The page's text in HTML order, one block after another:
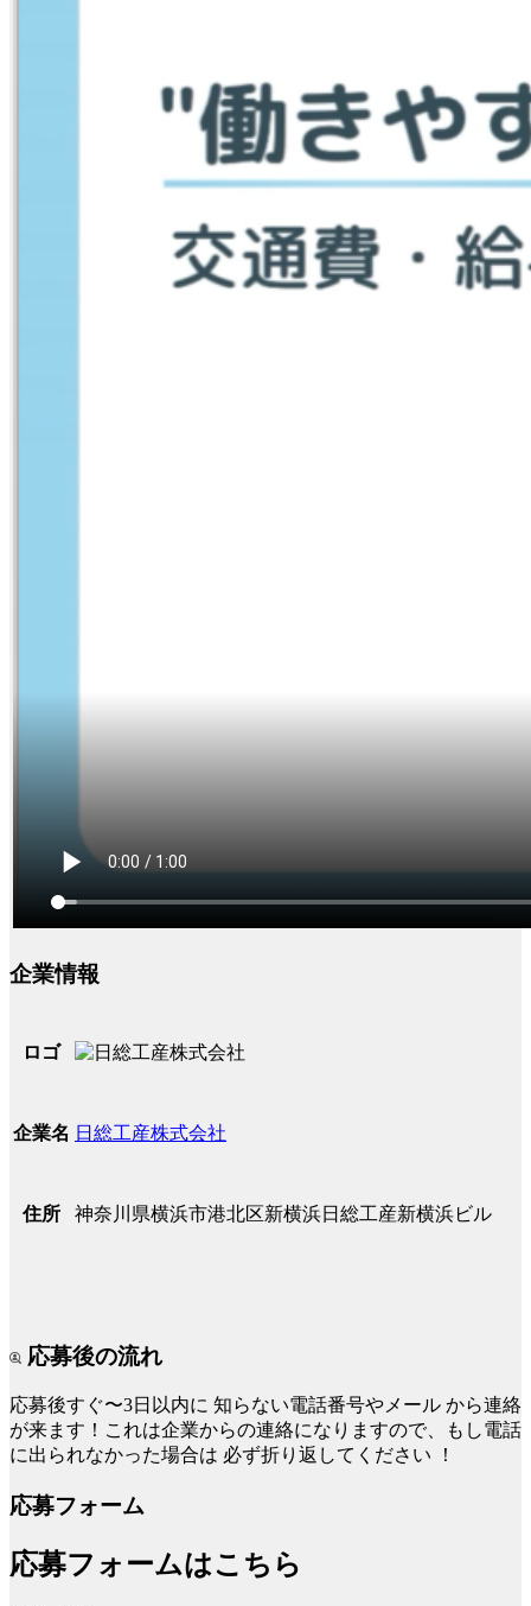
企業情報
ロゴ
企業名 日総工産株式会社
住所 神奈川県横浜市港北区新横浜日総工産新横浜ビル
応募後の流れ
応募後すぐ〜3日以内に 知らない電話番号やメール から連絡
が来ます！これは企業からの連絡になりますので、もし電話
に出られなかった場合は 必ず折り返してください ！
応募フォーム
応募フォームはこちら